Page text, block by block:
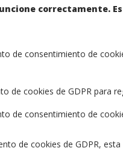
correctamente.
de consentimiento de
de cookies de GDPR para
de consentimiento de
de cookies de GDPR,